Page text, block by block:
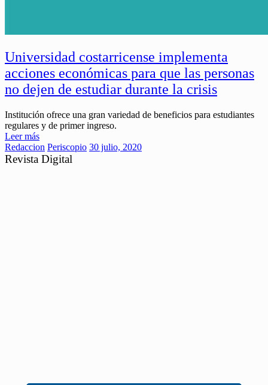
Universidad costarricense implementa
acciones económicas para que las personas
no dejen de estudiar durante la crisis
Institución ofrece una gran variedad de beneficios para estudiantes
regulares y de primer ingreso.
Leer más
Redaccion Periscopio 30 julio, 2020
Revista Digital